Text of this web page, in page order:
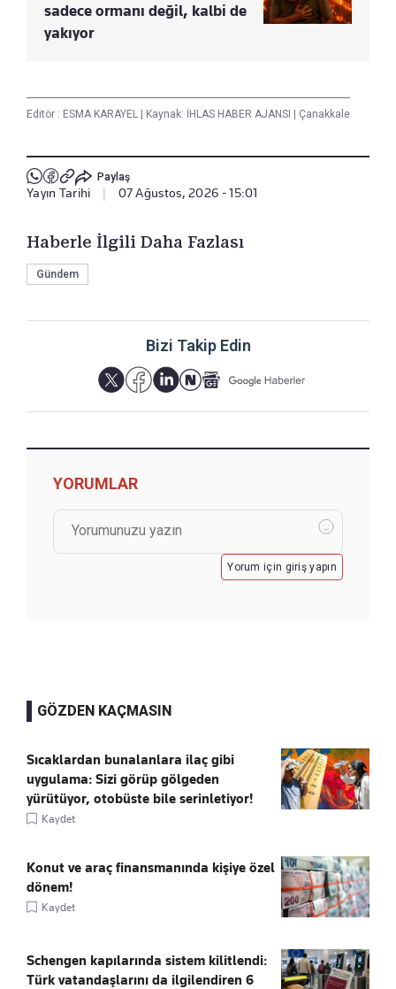
sadece ormanı değil, kalbi de
yakıyor
Editör : ESMA KARAYEL | Kaynak: İHLAS HABER AJANSI | Çanakkale
Paylaş
Yayın Tarihi 07 Ağustos, 2026 - 15:01
Haberle İlgili Daha Fazlası
Gündem
Bizi Takip Edin
YORUMLAR
Yorum için giriş yapın
GÖZDEN KAÇMASIN
Sıcaklardan bunalanlara ilaç gibi
uygulama: Sizi görüp gölgeden
yürütüyor, otobüste bile serinletiyor!
Kaydet
Konut ve araç finansmanında kişiye özel
dönem!
Kaydet
Schengen kapılarında sistem kilitlendi:
Türk vatandaşlarını da ilgilendiren 6